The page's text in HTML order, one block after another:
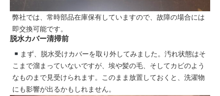
弊社では、常時部品在庫保有していますので、故障の場合には
即交換可能です。
脱水カバー清掃前
まず、脱水受けカバーを取り外してみました。汚れ状態はそ
こまで溜まっていないですが、埃や髪の毛、そしてカビのよう
なものまで見受けられます。このまま放置しておくと、洗濯物
にも影響が出るかもしれません。